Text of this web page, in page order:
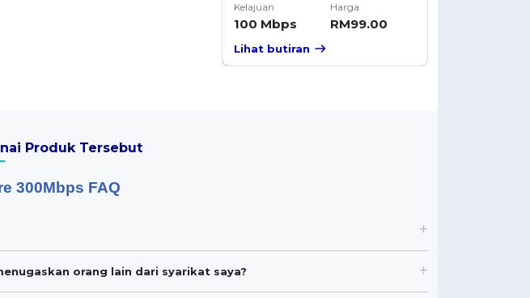
Kelajuan
100 Mbps
Harga
RM99.00
Lihat butiran
Produk Tersebut
300Mbps FAQ
orang lain dari syarikat saya?